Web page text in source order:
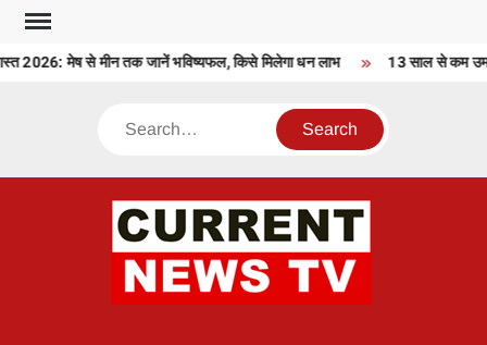
Skip
contentमेष से मीन तक जानें भविष्यफल, किसे मिलेगा धन लाभ 13 साल से कम
Search